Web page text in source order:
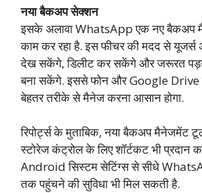
नया बैकअप सेक्शन
इसके अलावा WhatsApp एक नए बैकअप
काम कर रहा है. इस फीचर की मदद से
देख सकेंगे, डिलीट कर सकेंगे और जरूरत पड़ने
बना सकेंगे. इससे फोन और Google Drive
बेहतर तरीके से मैनेज करना आसान होगा.
रिपोर्ट्स के मुताबिक, नया बैकअप मैनेजमेंट
स्टोरेज कंट्रोल के लिए शॉर्टकट भी प्रदान
Android सिस्टम सेटिंग्स से सीधे
तक पहुंचने की सुविधा भी मिल सकती है.